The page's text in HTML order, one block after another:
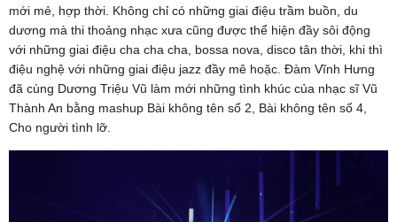
mới mẻ, hợp thời. Không chỉ có những giai điệu trầm buồn, du
dương mà thi thoảng nhạc xưa cũng được thể hiện đầy sôi động
với những giai điệu cha cha cha, bossa nova, disco tân thời, khi thì
điệu nghệ với những giai điệu jazz đầy mê hoặc. Đàm Vĩnh Hưng
đã cùng Dương Triệu Vũ làm mới những tình khúc của nhạc sĩ Vũ
Thành An bằng mashup Bài không tên số 2, Bài không tên số 4,
Cho người tình lỡ.